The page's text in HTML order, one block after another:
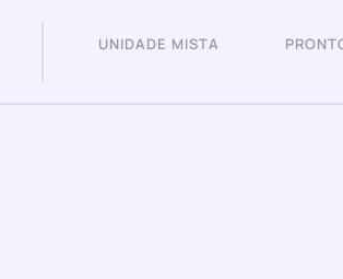
UNIDADE MISTA